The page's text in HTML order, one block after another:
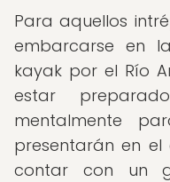
Para aquellos
embarcarse en
kayak por el Río
estar
mentalmente
presentarán en el
contar con un